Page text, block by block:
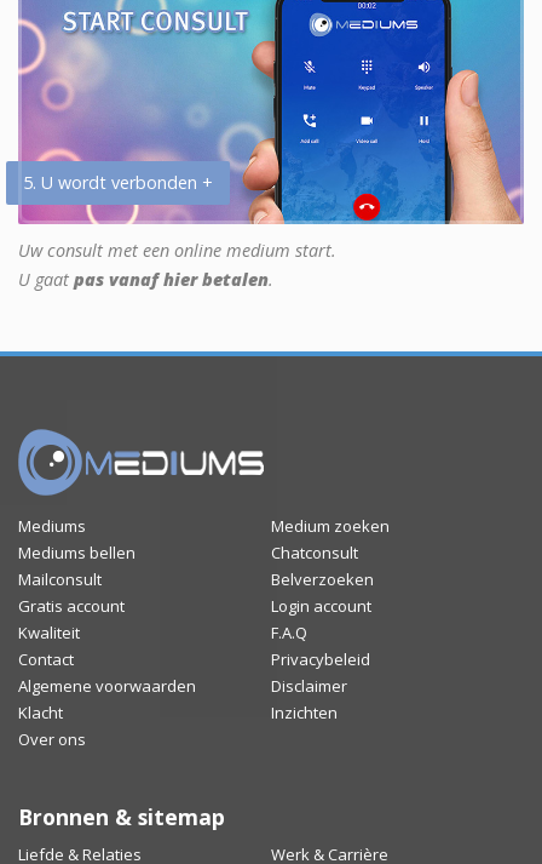
5. U wordt verbonden +
Uw consult met een online medium start.
U gaat pas vanaf hier betalen.
Mediums
Medium zoeken
Mediums bellen
Chatconsult
Mailconsult
Belverzoeken
Gratis account
Login account
Kwaliteit
F.A.Q
Contact
Privacybeleid
Algemene voorwaarden
Disclaimer
Klacht
Inzichten
Over ons
Bronnen & sitemap
Liefde & Relaties Werk & Carrière